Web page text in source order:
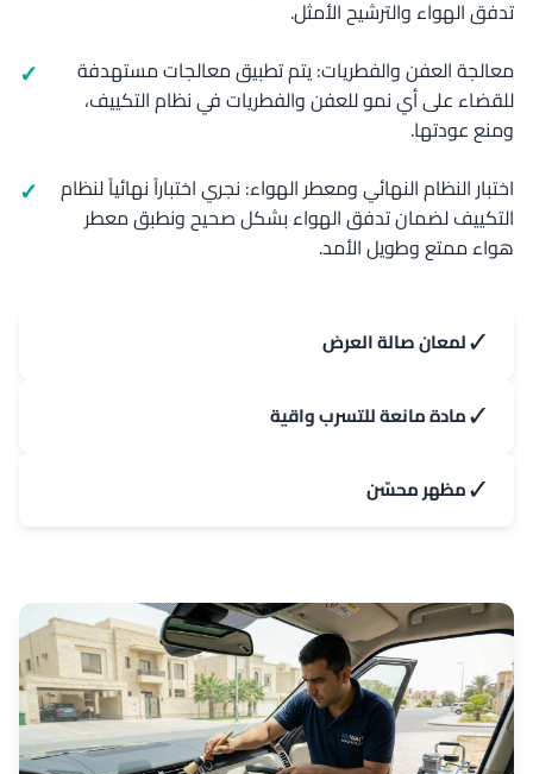
تدفق الهواء والترشيح الأمثل.
معالجة العفن والفطريات: يتم تطبيق معالجات مستهدفة
للقضاء على أي نمو للعفن والفطريات في نظام التكييف،
ومنع عودتها.
اختبار النظام النهائي ومعطر الهواء: نجري اختباراً نهائياً لنظام
التكييف لضمان تدفق الهواء بشكل صحيح ونطبق معطر
هواء ممتع وطويل الأمد.
✓لمعان صالة العرض
✓مادة مانعة للتسرب واقية
✓مظهر محسّن